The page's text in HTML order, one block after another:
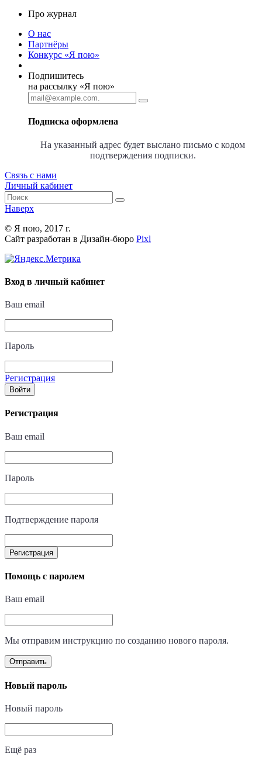
Про журнал
О нас
Партнёры
Конкурс «Я пою»
Подпишитесь
на рассылку «Я пою»
Подписка оформлена
На указанный адрес будет выслано письмо с кодом
подтверждения подписки.
Связь с нами
Личный кабинет
Наверх
© Я пою, 2017 г.
Сайт разработан в Дизайн-бюро Pixl
Вход в личный кабинет
Ваш email
Пароль
Регистрация
Войти
Регистрация
Ваш email
Пароль
Подтверждение пароля
Регистрация
Помощь с паролем
Ваш email
Мы отправим инструкцию по созданию нового пароля.
Отправить
Новый пароль
Новый пароль
Ещё раз